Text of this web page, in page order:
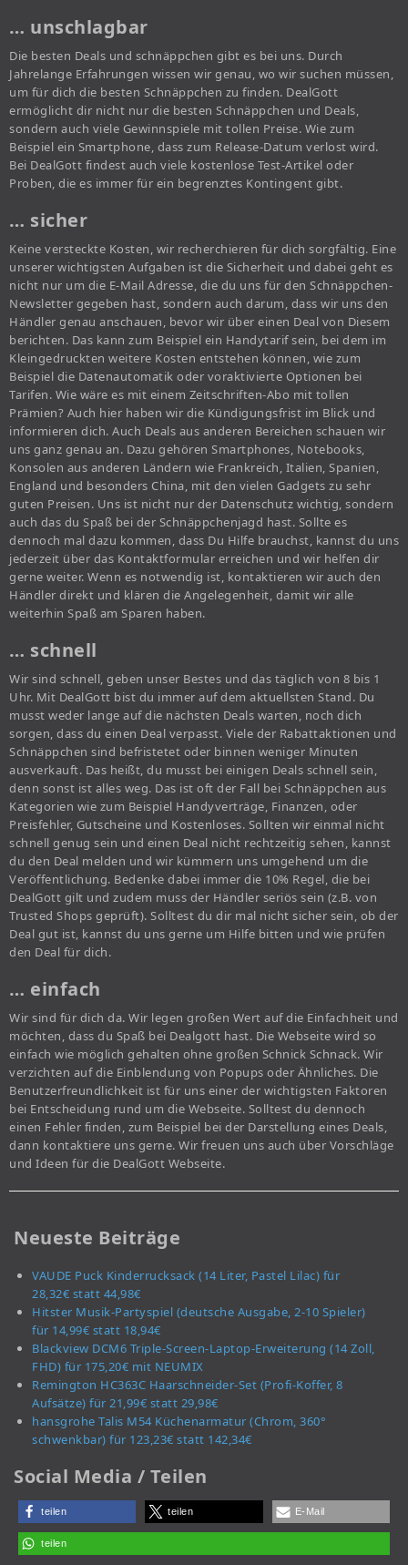
… unschlagbar
Die besten Deals und schnäppchen gibt es bei uns. Durch
Jahrelange Erfahrungen wissen wir genau, wo wir suchen müssen,
um für dich die besten Schnäppchen zu finden. DealGott
ermöglicht dir nicht nur die besten Schnäppchen und Deals,
sondern auch viele Gewinnspiele mit tollen Preise. Wie zum
Beispiel ein Smartphone, dass zum Release-Datum verlost wird.
Bei DealGott findest auch viele kostenlose Test-Artikel oder
Proben, die es immer für ein begrenztes Kontingent gibt.
… sicher
Keine versteckte Kosten, wir recherchieren für dich sorgfältig. Eine
unserer wichtigsten Aufgaben ist die Sicherheit und dabei geht es
nicht nur um die E-Mail Adresse, die du uns für den Schnäppchen-
Newsletter gegeben hast, sondern auch darum, dass wir uns den
Händler genau anschauen, bevor wir über einen Deal von Diesem
berichten. Das kann zum Beispiel ein Handytarif sein, bei dem im
Kleingedruckten weitere Kosten entstehen können, wie zum
Beispiel die Datenautomatik oder voraktivierte Optionen bei
Tarifen. Wie wäre es mit einem Zeitschriften-Abo mit tollen
Prämien? Auch hier haben wir die Kündigungsfrist im Blick und
informieren dich. Auch Deals aus anderen Bereichen schauen wir
uns ganz genau an. Dazu gehören Smartphones, Notebooks,
Konsolen aus anderen Ländern wie Frankreich, Italien, Spanien,
England und besonders China, mit den vielen Gadgets zu sehr
guten Preisen. Uns ist nicht nur der Datenschutz wichtig, sondern
auch das du Spaß bei der Schnäppchenjagd hast. Sollte es
dennoch mal dazu kommen, dass Du Hilfe brauchst, kannst du uns
jederzeit über das Kontaktformular erreichen und wir helfen dir
gerne weiter. Wenn es notwendig ist, kontaktieren wir auch den
Händler direkt und klären die Angelegenheit, damit wir alle
weiterhin Spaß am Sparen haben.
… schnell
Wir sind schnell, geben unser Bestes und das täglich von 8 bis 1
Uhr. Mit DealGott bist du immer auf dem aktuellsten Stand. Du
musst weder lange auf die nächsten Deals warten, noch dich
sorgen, dass du einen Deal verpasst. Viele der Rabattaktionen und
Schnäppchen sind befristetet oder binnen weniger Minuten
ausverkauft. Das heißt, du musst bei einigen Deals schnell sein,
denn sonst ist alles weg. Das ist oft der Fall bei Schnäppchen aus
Kategorien wie zum Beispiel Handyverträge, Finanzen, oder
Preisfehler, Gutscheine und Kostenloses. Sollten wir einmal nicht
schnell genug sein und einen Deal nicht rechtzeitig sehen, kannst
du den Deal melden und wir kümmern uns umgehend um die
Veröffentlichung. Bedenke dabei immer die 10% Regel, die bei
DealGott gilt und zudem muss der Händler seriös sein (z.B. von
Trusted Shops geprüft). Solltest du dir mal nicht sicher sein, ob der
Deal gut ist, kannst du uns gerne um Hilfe bitten und wie prüfen
den Deal für dich.
… einfach
Wir sind für dich da. Wir legen großen Wert auf die Einfachheit und
möchten, dass du Spaß bei Dealgott hast. Die Webseite wird so
einfach wie möglich gehalten ohne großen Schnick Schnack. Wir
verzichten auf die Einblendung von Popups oder Ähnliches. Die
Benutzerfreundlichkeit ist für uns einer der wichtigsten Faktoren
bei Entscheidung rund um die Webseite. Solltest du dennoch
einen Fehler finden, zum Beispiel bei der Darstellung eines Deals,
dann kontaktiere uns gerne. Wir freuen uns auch über Vorschläge
und Ideen für die DealGott Webseite.
Neueste Beiträge
VAUDE Puck Kinderrucksack (14 Liter, Pastel Lilac) für
28,32€ statt 44,98€
Hitster Musik-Partyspiel (deutsche Ausgabe, 2-10 Spieler)
für 14,99€ statt 18,94€
Blackview DCM6 Triple-Screen-Laptop-Erweiterung (14 Zoll,
FHD) für 175,20€ mit NEUMIX
Remington HC363C Haarschneider-Set (Profi-Koffer, 8
Aufsätze) für 21,99€ statt 29,98€
hansgrohe Talis M54 Küchenarmatur (Chrom, 360°
schwenkbar) für 123,23€ statt 142,34€
Social Media / Teilen
teilen teilen E-Mail
teilen